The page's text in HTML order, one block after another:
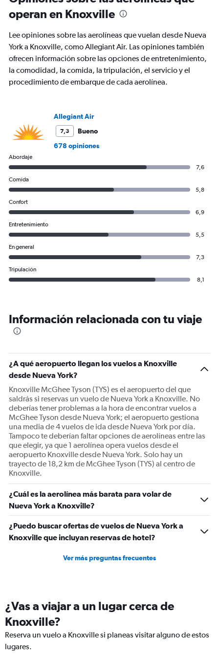
The
has
2
axes
displaying
Avg.
flights.
operan en Knoxville
Lee opiniones sobre las aerolíneas que vuelan desde Nueva
York a Knoxville, como Allegiant Air. Las opiniones también
ofrecen información sobre las opciones de entretenimiento,
la comodidad, la comida, la tripulación, el servicio y el
procedimiento de embarque de cada aerolínea.
Allegiant Air
7,3
Bueno
678 opiniones
Abordaje
7,6
Comida
5,8
Confort
6,9
Entretenimiento
5,5
En general
7,3
Tripulación
8,1
Información relacionada con tu viaje
¿A qué aeropuerto llegan los vuelos a Knoxville
desde Nueva York?
Knoxville McGhee Tyson (TYS) es el aeropuerto del que
saldrás si reservas un vuelo de Nueva York a Knoxville. No
deberías tener problemas a la hora de encontrar vuelos a
McGhee Tyson desde Nueva York; el aeropuerto gestiona
una media de 4 vuelos de ida desde Nueva York por día.
Tampoco te deberían faltar opciones de aerolíneas entre las
que elegir, ya que 1 aerolínea opera vuelos desde el
aeropuerto Knoxville desde Nueva York. Solo hay un
trayecto de 18,2 km de McGhee Tyson (TYS) al centro de
Knoxville.
¿Cuál es la aerolínea más barata para volar de
Nueva York a Knoxville?
¿Puedo buscar ofertas de vuelos de Nueva York a
Knoxville que incluyan reservas de hotel?
Ver más preguntas frecuentes
¿Vas a viajar a un lugar cerca de
Knoxville?
Reserva un vuelo a Knoxville si planeas visitar alguno de estos
lugares.